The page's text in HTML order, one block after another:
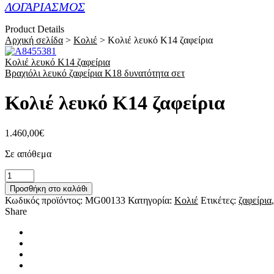
ΛΟΓΑΡΙΑΣΜΟΣ
Product Details
Αρχική σελίδα > Κολιέ > Κολιέ λευκό Κ14 ζαφείρια
Κολιέ λευκό Κ14 ζαφείρια
Βραχιόλι λευκό ζαφείρια Κ18 δυνατότητα σετ
Κολιέ λευκό Κ14 ζαφείρια
1.460,00€
Σε απόθεμα
Κολιέ
λευκό
Κ14
ζαφείρια
ποσότητα
Προσθήκη στο καλάθι
Κωδικός προϊόντος: MG00133 Κατηγορία: Κολιέ Ετικέτες: ζαφείρια,
Share